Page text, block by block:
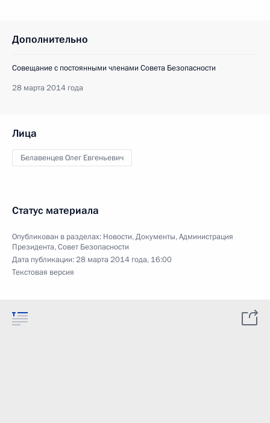
Дополнительно
Совещание с постоянными членами Совета Безопасности
28 марта 2014 года
Лица
Белавенцев Олег Евгеньевич
Статус материала
Опубликован в разделах: Новости,Документы,Администрация
Президента,Совет Безопасности
Дата публикации:28 марта 2014 года, 16:00
Текстовая версия